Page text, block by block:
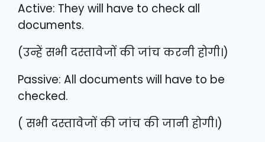
Active: They will have to check all
documents.
(उन्हें सभी दस्तावेजों की जांच करनी होगी।)
Passive: All documents will have to be
checked.
( सभी दस्तावेजों की जांच की जानी होगी।)